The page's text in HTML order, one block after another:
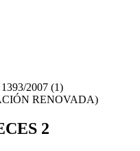
2007 (1)
RENOVADA)
2